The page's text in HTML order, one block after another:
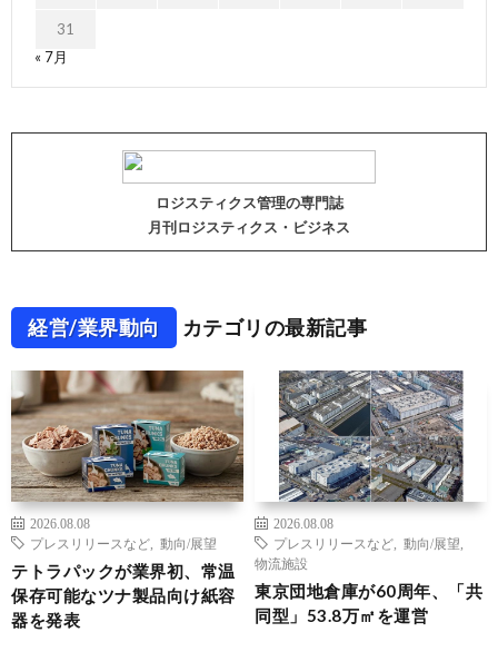
31
« 7月
ロジスティクス管理の専門誌
月刊ロジスティクス・ビジネス
経営/業界動向 カテゴリの最新記事
2026.08.08
プレスリリースなど
動向/展望
テトラパックが業界初、常温
保存可能なツナ製品向け紙容
器を発表
2026.08.08
プレスリリースなど
動向/展望
物流施設
東京団地倉庫が60周年、「共
同型」53.8万㎡を運営